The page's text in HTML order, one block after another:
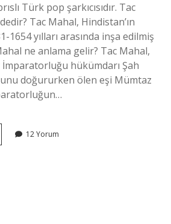
Türk pop şarkıcısıdır. Tac
Tac Mahal, Hindistan’ın
1654 yılları arasında inşa edilmiş
ne anlama gelir? Tac Mahal,
İmparatorluğu hükümdarı Şah
doğururken ölen eşi Mümtaz
12 Yorum